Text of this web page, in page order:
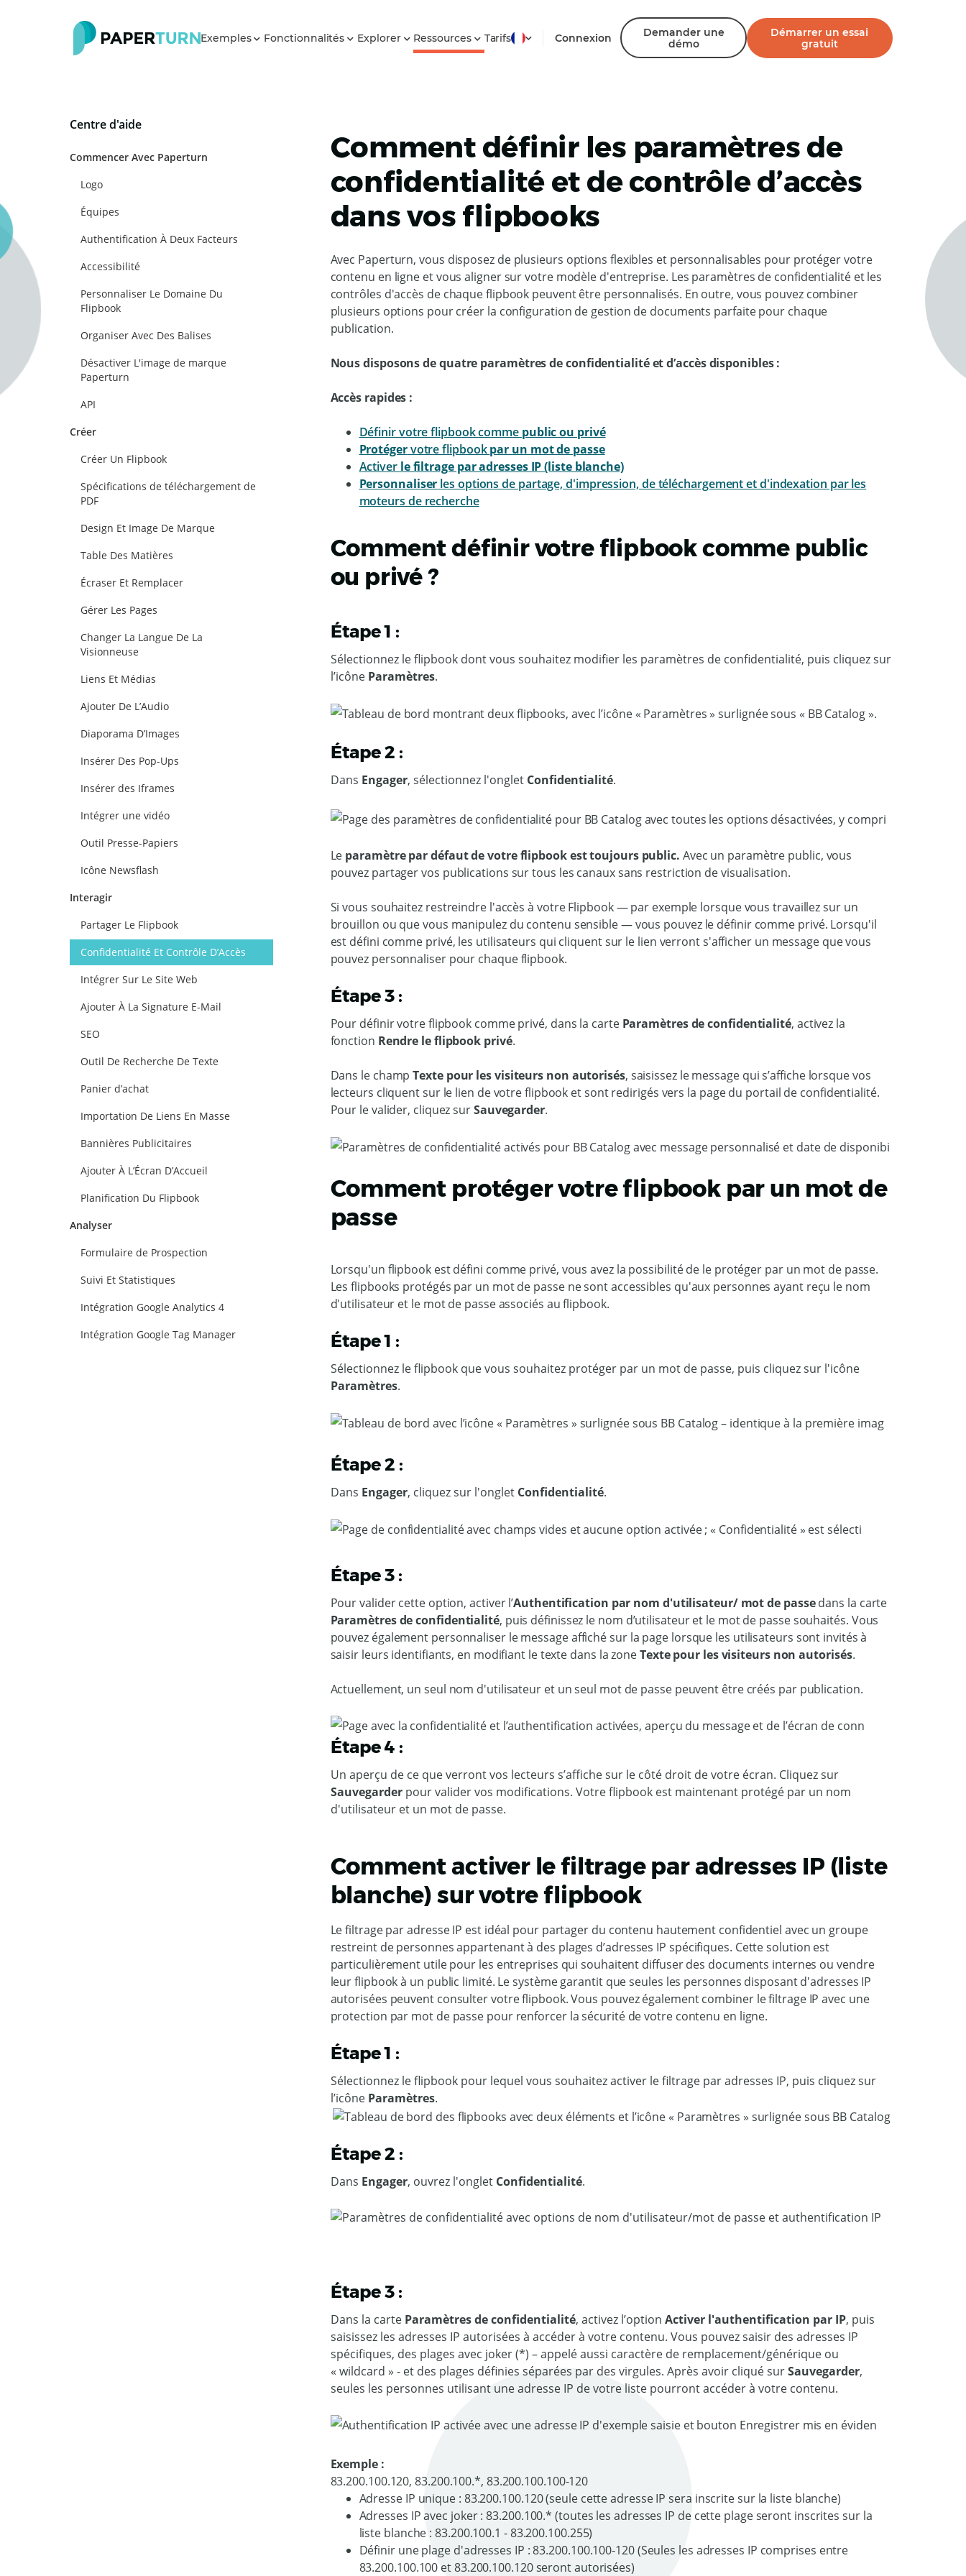
Exemples Fonctionnalités Explorer Ressources Tarifs Connexion
Demander une
démo
Démarrer un essai
gratuit
Centre d'aide
Commencer Avec Paperturn
Logo
Équipes
Authentification À Deux Facteurs
Accessibilité
Personnaliser Le Domaine Du
Flipbook
Organiser Avec Des Balises
Désactiver L'image de marque
Paperturn
API
Créer
Créer Un Flipbook
Spécifications de téléchargement de
PDF
Design Et Image De Marque
Table Des Matières
Écraser Et Remplacer
Gérer Les Pages
Changer La Langue De La
Visionneuse
Liens Et Médias
Ajouter De L’Audio
Diaporama D’Images
Insérer Des Pop-Ups
Insérer des Iframes
Intégrer une vidéo
Outil Presse-Papiers
Icône Newsflash
Interagir
Partager Le Flipbook
Confidentialité Et Contrôle D’Accès
Intégrer Sur Le Site Web
Ajouter À La Signature E-Mail
SEO
Outil De Recherche De Texte
Panier d’achat
Importation De Liens En Masse
Bannières Publicitaires
Ajouter À L’Écran D’Accueil
Planification Du Flipbook
Analyser
Formulaire de Prospection
Suivi Et Statistiques
Intégration Google Analytics 4
Intégration Google Tag Manager
Comment définir les paramètres de
confidentialité et de contrôle d’accès
dans vos flipbooks
Avec Paperturn, vous disposez de plusieurs options flexibles et personnalisables pour protéger votre
contenu en ligne et vous aligner sur votre modèle d'entreprise. Les paramètres de confidentialité et les
contrôles d'accès de chaque flipbook peuvent être personnalisés. En outre, vous pouvez combiner
plusieurs options pour créer la configuration de gestion de documents parfaite pour chaque
publication.
Nous disposons de quatre paramètres de confidentialité et d’accès disponibles :
Accès rapides :
Définir votre flipbook comme public ou privé
Protégervotre flipbookpar un mot de passe
Activer le filtrage par adresses IP (liste blanche)
Personnaliser les options de partage, d'impression, de téléchargement et d'indexation par les
moteurs de recherche
Comment définir votre flipbook comme public
ou privé ?
Étape 1 :
Sélectionnez le flipbook dont vous souhaitez modifier les paramètres de confidentialité, puis cliquez sur
l’icône Paramètres.
Étape 2 :
Dans Engager, sélectionnez l'onglet Confidentialité.
Le paramètre par défaut de votre flipbook est toujours public. Avec un paramètre public, vous
pouvez partager vos publications sur tous les canaux sans restriction de visualisation.
Si vous souhaitez restreindre l'accès à votre Flipbook — par exemple lorsque vous travaillez sur un
brouillon ou que vous manipulez du contenu sensible — vous pouvez le définir comme privé. Lorsqu'il
est défini comme privé, les utilisateurs qui cliquent sur le lien verront s'afficher un message que vous
pouvez personnaliser pour chaque flipbook.
Étape 3 :
Pour définir votre flipbook comme privé, dans la carte Paramètres de confidentialité, activez la
fonction Rendre le flipbook privé.
Dans le champTexte pour les visiteurs non autorisés, saisissez le message qui s’affiche lorsque vos
lecteurs cliquent sur le lien de votre flipbook et sont redirigés vers la page du portail de confidentialité.
Pour le valider, cliquez surSauvegarder.
Comment protéger votre flipbook par un mot de
passe
Lorsqu'un flipbook est défini comme privé, vous avez la possibilité de le protéger par un mot de passe.
Les flipbooks protégés par un mot de passe ne sont accessibles qu'aux personnes ayant reçu le nom
d'utilisateur et le mot de passe associés au flipbook.
Étape 1 :
Sélectionnez le flipbook que vous souhaitez protéger par un mot de passe, puis cliquez sur l'icône
Paramètres.
Étape 2 :
Dans Engager, cliquez sur l'onglet Confidentialité.
Étape 3 :
Pour valider cette option, activer l’Authentification par nom d'utilisateur/ mot de passedans la carte
Paramètres de confidentialité, puis définissez le nom d’utilisateur et le mot de passe souhaités. Vous
pouvez également personnaliser le message affiché sur la page lorsque les utilisateurs sont invités à
saisir leurs identifiants, en modifiant le texte dans la zoneTexte pour les visiteurs non autorisés.
Actuellement, un seul nom d'utilisateur et un seul mot de passe peuvent être créés par publication.
Étape 4 :
Un aperçu de ce que verront vos lecteurs s’affiche sur le côté droit de votre écran. Cliquez sur
Sauvegarderpour valider vos modifications. Votre flipbook est maintenant protégé par un nom
d'utilisateur et un mot de passe.
Comment activer le filtrage par adresses IP (liste
blanche) sur votre flipbook
Le filtrage par adresse IP est idéal pour partager du contenu hautement confidentiel avec un groupe
restreint de personnes appartenant à des plages d’adresses IP spécifiques. Cette solution est
particulièrement utile pour les entreprises qui souhaitent diffuser des documents internes ou vendre
leur flipbook à un public limité. Le système garantit que seules les personnes disposant d'adresses IP
autorisées peuvent consulter votre flipbook. Vous pouvez également combiner le filtrage IP avec une
protection par mot de passe pour renforcer la sécurité de votre contenu en ligne.
Étape 1 :
Sélectionnez le flipbook pour lequel vous souhaitez activer le filtrage par adresses IP, puis cliquez sur
l’icône Paramètres.
Étape 2 :
Dans Engager, ouvrez l'onglet Confidentialité.
Étape 3 :
Dans la carte Paramètres de confidentialité, activez l’option Activer l'authentification par IP, puis
saisissez les adresses IP autorisées à accéder à votre contenu. Vous pouvez saisir des adresses IP
spécifiques, des plages avec joker (*) – appelé aussi caractère de remplacement/générique ou
« wildcard » - et des plages définies séparées par des virgules. Après avoir cliqué surSauvegarder,
seules les personnes utilisant une adresse IP de votre liste pourront accéder à votre contenu.
Exemple :
83.200.100.120, 83.200.100.*, 83.200.100.100-120
Adresse IP unique : 83.200.100.120 (seule cette adresse IP sera inscrite sur la liste blanche)
Adresses IP avec joker : 83.200.100.* (toutes les adresses IP de cette plage seront inscrites sur la
liste blanche : 83.200.100.1 - 83.200.100.255)
Définir une plage d'adresses IP : 83.200.100.100-120 (Seules les adresses IP comprises entre
83.200.100.100 et 83.200.100.120 seront autorisées)